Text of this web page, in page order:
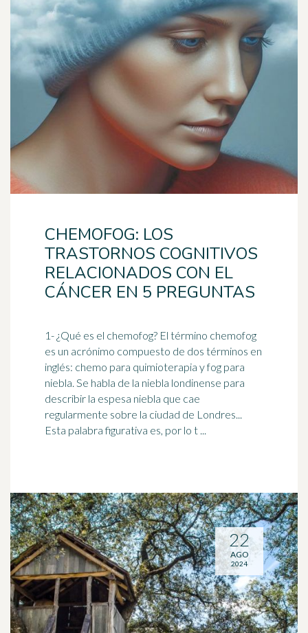
CHEMOFOG: LOS
TRASTORNOS COGNITIVOS
RELACIONADOS CON EL
CÁNCER EN 5 PREGUNTAS
1- ¿Qué es el chemofog? El término chemofog
es un acrónimo compuesto de dos términos en
inglés: chemo para quimioterapia y fog para
niebla. Se habla de la niebla londinense para
describir la espesa niebla que cae
regularmente sobre la ciudad de Londres...
Esta palabra figurativa es, por lo t ...
22
AGO
2024